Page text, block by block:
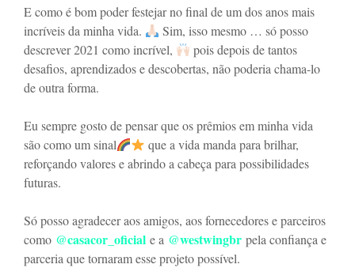
E como é bom poder festejar no final de um dos anos mais
incríveis da minha vida.
Sim, isso mesmo … só posso
descrever 2021 como incrível,
pois depois de tantos
desafios, aprendizados e descobertas, não poderia chama-lo
de outra forma.
Eu sempre gosto de pensar que os prêmios em minha vida
são como um sinal
que a vida manda para brilhar,
reforçando valores e abrindo a cabeça para possibilidades
futuras.
Só posso agradecer aos amigos, aos fornecedores e parceiros
como @casacor_oficial e a @westwingbr pela confiança e
parceria que tornaram esse projeto possível.